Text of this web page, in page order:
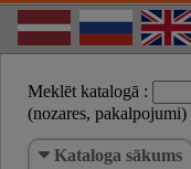
Meklēt katalogā :
(nozares, pakalpojumi)
Kataloga sākums